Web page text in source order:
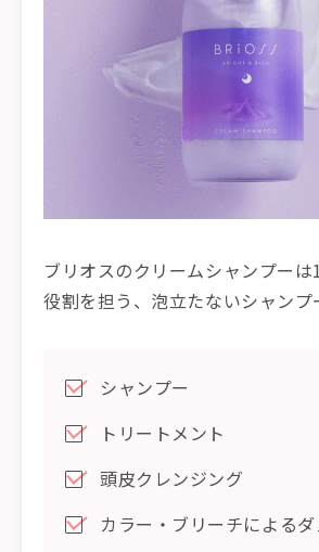
ブリオスのクリームシャンプー
役割を担う、泡立たないシャンプ
シャンプー
トリートメント
頭皮クレンジング
カラー・ブリーチによる